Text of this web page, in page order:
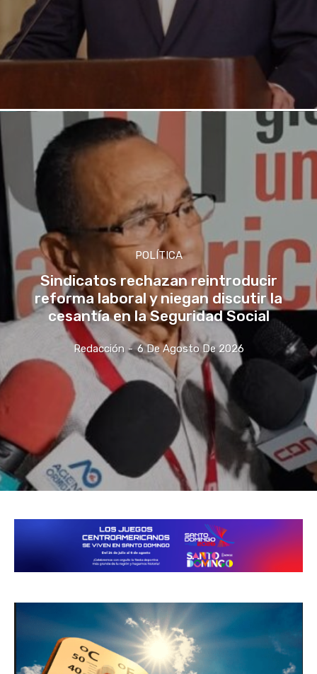
POLÍTICA
Sindicatos rechazan reintroducir
reforma laboral y niegan discutir la
cesantía en la Seguridad Social
Redacción - 6 De Agosto De 2026